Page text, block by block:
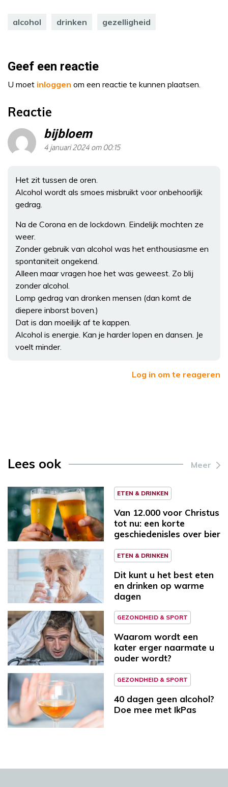
alcohol drinken gezelligheid
Geef een reactie
U moet inloggen om een reactie te kunnen plaatsen.
Reactie
bijbloem
4 januari 2024 om 00:15
Het zit tussen de oren.
Alcohol wordt als smoes misbruikt voor onbehoorlijk
gedrag.
Na de Corona en de lockdown. Eindelijk mochten ze
weer.
Zonder gebruik van alcohol was het enthousiasme en
spontaniteit ongekend.
Alleen maar vragen hoe het was geweest. Zo blij
zonder alcohol.
Lomp gedrag van dronken mensen (dan komt de
diepere inborst boven.)
Dat is dan moeilijk af te kappen.
Alcohol is energie. Kan je harder lopen en dansen. Je
voelt minder.
Log in om te reageren
Lees ook Meer
ETEN & DRINKEN
Van 12.000 voor Christus
tot nu: een korte
geschiedenisles over bier
ETEN & DRINKEN
Dit kunt u het best eten
en drinken op warme
dagen
GEZONDHEID & SPORT
Waarom wordt een
kater erger naarmate u
ouder wordt?
GEZONDHEID & SPORT
40 dagen geen alcohol?
Doe mee met IkPas